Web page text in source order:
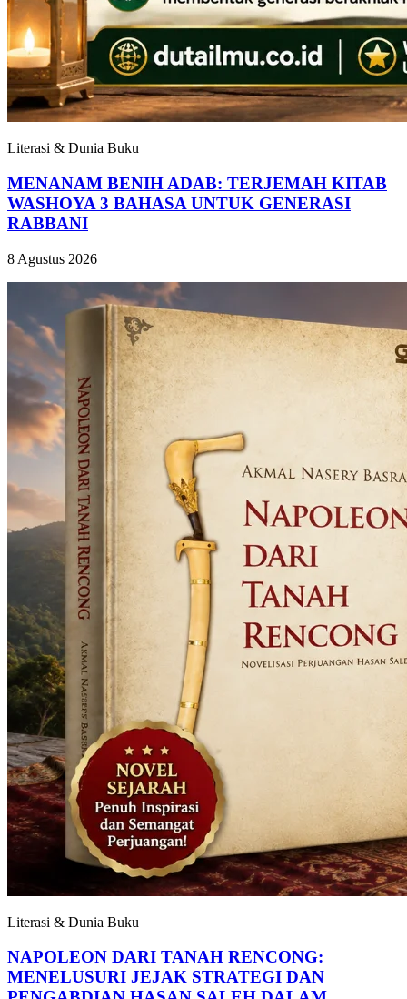
Literasi & Dunia Buku
MENANAM BENIH ADAB: TERJEMAH KITAB
WASHOYA 3 BAHASA UNTUK GENERASI
RABBANI
8 Agustus 2026
Literasi & Dunia Buku
NAPOLEON DARI TANAH RENCONG:
MENELUSURI JEJAK STRATEGI DAN